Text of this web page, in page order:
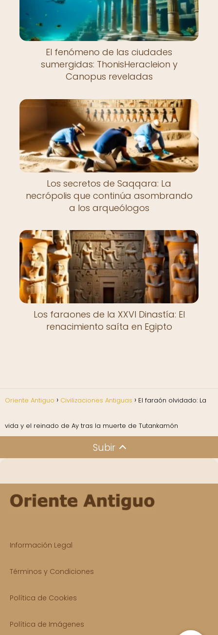
El fenómeno de las ciudades
sumergidas: ThonisHeracleion y
Canopus reveladas
Los secretos de Saqqara: La
necrópolis que continúa asombrando
a los arqueólogos
Los faraones de la XXVI Dinastía: El
renacimiento saíta en Egipto
Oriente Antiguo Civilizaciones Antiguas El faraón olvidado: La
vida y el reinado de Ay tras la muerte de Tutankamón
Subir
Información Legal
Términos y Condiciones
Política de Cookies
Política de Imágenes